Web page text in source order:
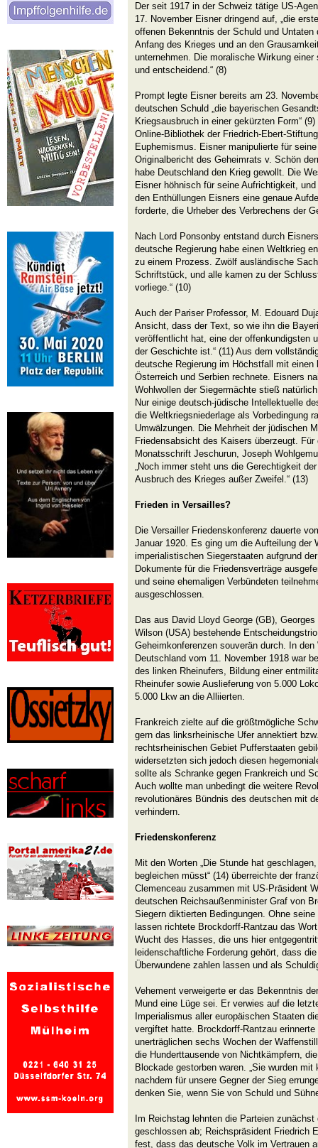
Der seit 1917 in der Schweiz tätige US-
17. November Eisner dringend auf, „die
offenen Bekenntnis der Schuld und Untaten
Anfang des Krieges und an den
unternehmen. Die moralische Wirkung
und entscheidend.“ (8)
Prompt legte Eisner bereits am 23.
deutschen Schuld „die bayerischen
Kriegsausbruch in einer gekürzten Form“
Online-Bibliothek der Friedrich-Ebert-
Euphemismus. Eisner manipulierte für
Originalbericht des Geheimrats v. Schön
habe Deutschland den Krieg gewollt. Die
Eisner höhnisch für seine Aufrichtigkeit,
den Enthüllungen Eisners eine genaue
forderte, die Urheber des Verbrechens der
Nach Lord Ponsonby entstand durch
deutsche Regierung habe einen Weltkrieg
zu einem Prozess. Zwölf ausländische
Schriftstück, und alle kamen zu der
vorliege.“ (10)
Auch der Pariser Professor, M. Edouard
Ansicht, dass der Text, so wie ihn die
veröffentlicht hat, eine der offenkundigsten
der Geschichte ist.“ (11) Aus dem
deutsche Regierung im Höchstfall mit
Österreich und Serbien rechnete. Eisners
Wohlwollen der Siegermächte stieß
Nur einige deutsch-jüdische Intellektuelle
die Weltkriegsniederlage als Vorbedingung
Umwälzungen. Die Mehrheit der jüdischen
Friedensabsicht des Kaisers überzeugt.
Monatsschrift Jeschurun, Joseph
„Noch immer steht uns die Gerechtigkeit
Ausbruch des Krieges außer Zweifel.“ (13)
Frieden in Versailles?
Die Versailler Friedenskonferenz dauerte
Januar 1920. Es ging um die Aufteilung der
imperialistischen Siegerstaaten aufgrund
Dokumente für die Friedensverträge
und seine ehemaligen Verbündeten
ausgeschlossen.
Das aus David Lloyd George (GB),
Wilson (USA) bestehende
Geheimkonferenzen souverän durch. In
Deutschland vom 11. November 1918 war
des linken Rheinufers, Bildung einer
Rheinufer sowie Auslieferung von 5.000
5.000 Lkw an die Alliierten.
Frankreich zielte auf die größtmögliche
gern das linksrheinische Ufer annektiert
rechtsrheinischen Gebiet Pufferstaaten
widersetzten sich jedoch diesen
sollte als Schranke gegen Frankreich und
Auch wollte man unbedingt die weitere
revolutionäres Bündnis des deutschen mit
verhindern.
Friedenskonferenz
Mit den Worten „Die Stunde hat
begleichen müsst“ (14) überreichte der
Clemenceau zusammen mit US-Präsident
deutschen Reichsaußenminister Graf von
Siegern diktierten Bedingungen. Ohne
lassen richtete Brockdorff-Rantzau das
Wucht des Hasses, die uns hier
leidenschaftliche Forderung gehört, dass
Überwundene zahlen lassen und als
Vehement verweigerte er das Bekenntnis
Mund eine Lüge sei. Er verwies auf die
Imperialismus aller europäischen Staaten
vergiftet hatte. Brockdorff-Rantzau
unerträglichen sechs Wochen der
die Hunderttausende von Nichtkämpfern,
Blockade gestorben waren. „Sie wurden
nachdem für unsere Gegner der Sieg
denken Sie, wenn Sie von Schuld und
Im Reichstag lehnten die Parteien zunächst
geschlossen ab; Reichspräsident Friedrich
fest, dass das deutsche Volk im Vertrauen